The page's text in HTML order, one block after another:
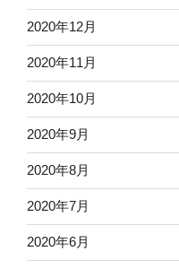
2020年12月
2020年11月
2020年10月
2020年9月
2020年8月
2020年7月
2020年6月